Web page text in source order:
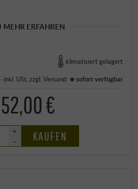
MEHR ERFAHREN
klimatisiert gelagert
· inkl. USt, zzgl.Versand sofort verfügbar
52,00 €
+
–
KAUFEN